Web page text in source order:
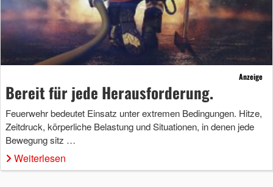
Anzeige
Bereit für jede Herausforderung.
Feuerwehr bedeutet Einsatz unter extremen Bedingungen. Hitze,
Zeitdruck, körperliche Belastung und Situationen, in denen jede
Bewegung sitz …
Weiterlesen